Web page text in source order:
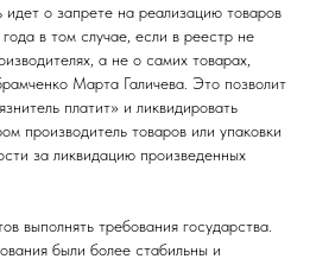
идет о запрете на реализацию товаров
в том случае, если в реестр не
а не о самих товарах,
Марта Галичева. Это позволит
платит» и ликвидировать
производитель товаров или упаковки
за ликвидацию произведенных
выполнять требования государства.
были более стабильны и